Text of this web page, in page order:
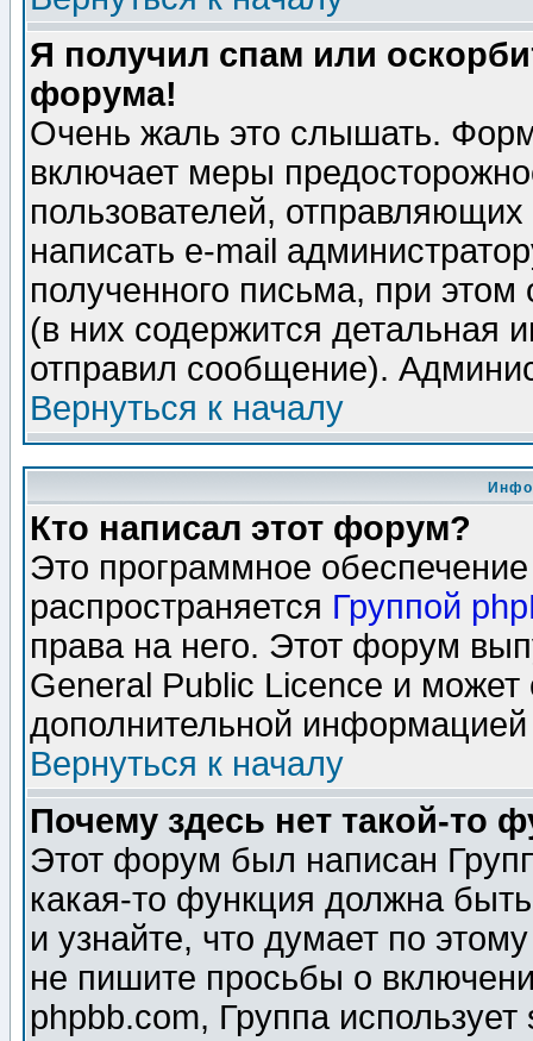
Я получил спам или
форума!
Очень жаль это слышать.
включает меры
пользователей,
написать e-mail
полученного письма, при этом
(в них содержится детальная
отправил сообщение).
Вернуться к началу
Кто написал этот форум?
Это программное
распространяется Группой
права на него. Этот форум
General Public Licence и может
дополнительной
Вернуться к началу
Почему здесь нет такой-то
Этот форум был написан
какая-то функция должна
и узнайте, что думает по
не пишите просьбы о
phpbb.com, Группа